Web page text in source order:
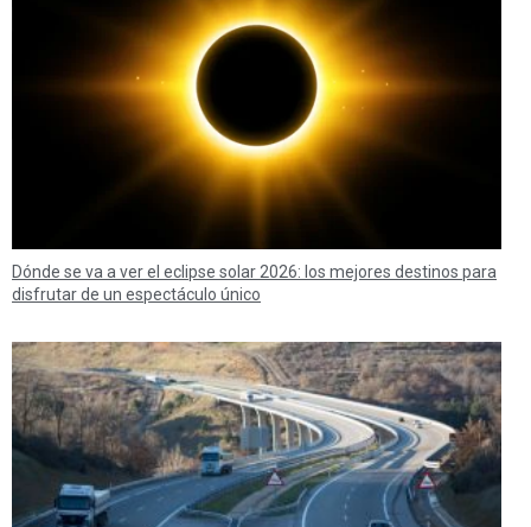
Dónde se va a ver el eclipse solar 2026: los mejores destinos para
disfrutar de un espectáculo único